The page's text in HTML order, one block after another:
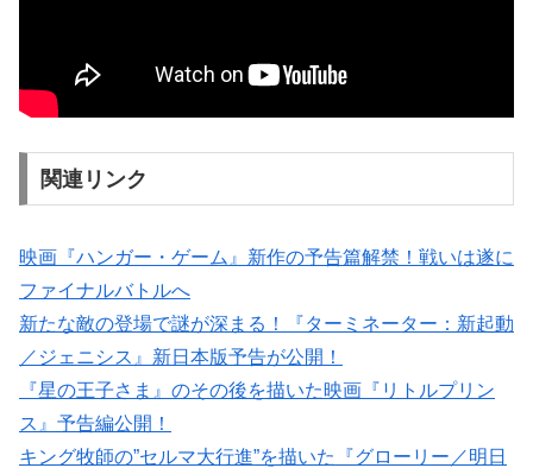
関連リンク
映画『ハンガー・ゲーム』新作の予告篇解禁！戦いは遂に
ファイナルバトルへ
新たな敵の登場で謎が深まる！『ターミネーター：新起動
／ジェニシス』新日本版予告が公開！
『星の王子さま』のその後を描いた映画『リトルプリン
ス』予告編公開！
キング牧師の”セルマ大行進”を描いた『グローリー／明日